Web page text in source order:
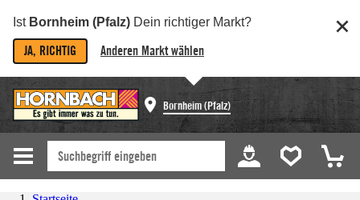
Ist Bornheim (Pfalz) Dein richtiger Markt?
JA, RICHTIG Anderen Markt wählen
Bornheim (Pfalz)